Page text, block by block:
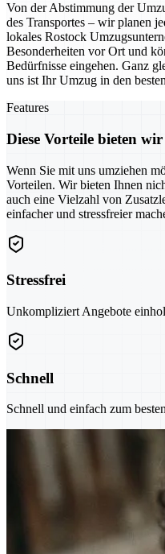
Von der Abstimmung der
des Transportes – wir planen
lokales Rostock
Besonderheiten vor Ort und
Bedürfnisse eingehen. Ganz
uns ist Ihr Umzug in den
Features
Diese Vorteile bieten
Wenn Sie mit uns umziehen
Vorteilen. Wir bieten Ihnen
auch eine Vielzahl von
einfacher und stressfreier
Stressfrei
Unkompliziert Angebote
Schnell
Schnell und einfach zum